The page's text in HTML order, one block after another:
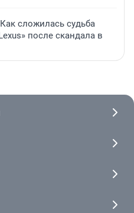
сложилась судьба
после скандала в